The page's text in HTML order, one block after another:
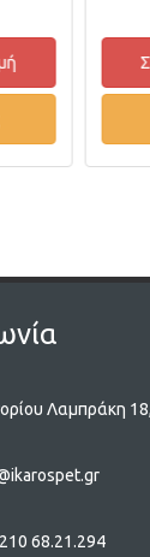
Λαμπράκη
68.21.294